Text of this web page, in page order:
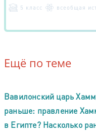
5 класс всеобщая
Ещё по теме
Вавилонский царь
раньше: правление
в Египте? Насколько